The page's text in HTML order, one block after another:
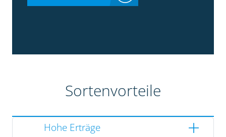
Sortenvorteile
Hohe Erträge